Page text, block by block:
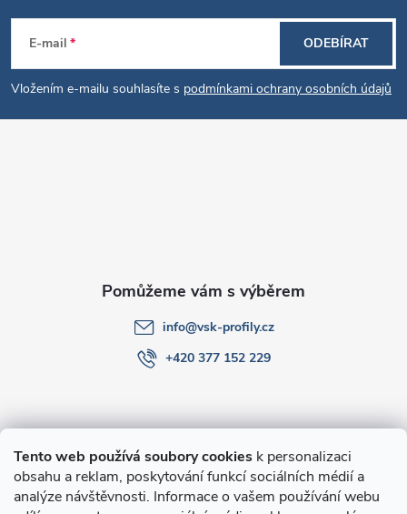
Tento web používá soubory cookies k personalizaci
obsahu a reklam, poskytování funkcí sociálních médií a
analýze návštěvnosti. Informace o vašem používání webu
Z
á
p
E-mail
Vložením e-mailu souhlasíte s podmínkami ochrany osobních údajů
ODEBÍRAT
O nákupu
info@vsk-profily.cz
+420 377 152 229